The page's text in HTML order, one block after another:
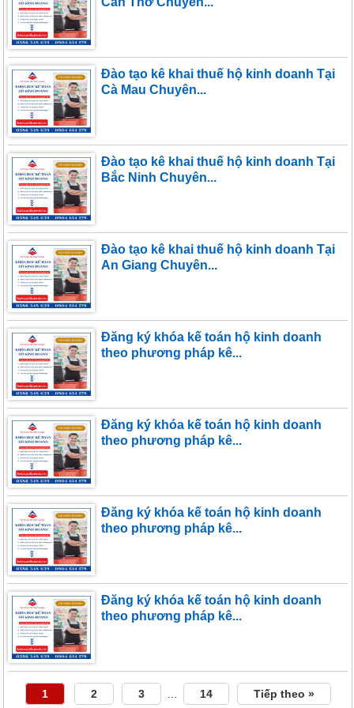
Đào tạo kê khai thuế hộ kinh doanh Tại
Cà Mau Chuyên...
Đào tạo kê khai thuế hộ kinh doanh Tại
Bắc Ninh Chuyên...
Đào tạo kê khai thuế hộ kinh doanh Tại
An Giang Chuyên...
Đăng ký khóa kế toán hộ kinh doanh
theo phương pháp kê...
Đăng ký khóa kế toán hộ kinh doanh
theo phương pháp kê...
Đăng ký khóa kế toán hộ kinh doanh
theo phương pháp kê...
Đăng ký khóa kế toán hộ kinh doanh
theo phương pháp kê...
1 2 3 14 Tiếp theo »